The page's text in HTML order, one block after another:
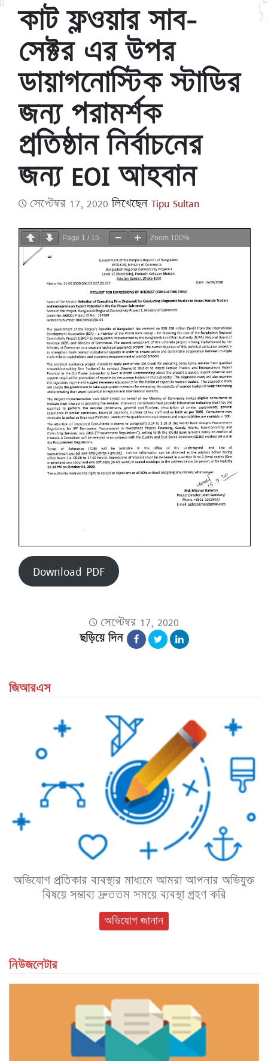
কাট ফ্লওয়ার সাব-
সেক্টর এর উপর
ডায়াগনোস্টিক স্টাডির
জন্য পরামর্শক
প্রতিষ্ঠান নির্বাচনের
জন্য EOI আহবান
সেপ্টেম্বর 17, 2020 লিখেছেন Tipu Sultan
Page 1 / 15 Zoom 100%
Download PDF
সেপ্টেম্বর 17, 2020
ছড়িয়ে দিন
জিআরএস
অভিযোগ প্রতিকার ব্যবস্থার মাধ্যমে আমরা আপনার অভিযুক্ত
বিষয়ে সম্ভাব্য দ্রুততম সময়ে ব্যবস্থা গ্রহণ করি
অভিযোগ জানান
নিউজলেটার